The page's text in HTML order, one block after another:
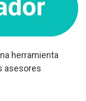
herramienta
asesores